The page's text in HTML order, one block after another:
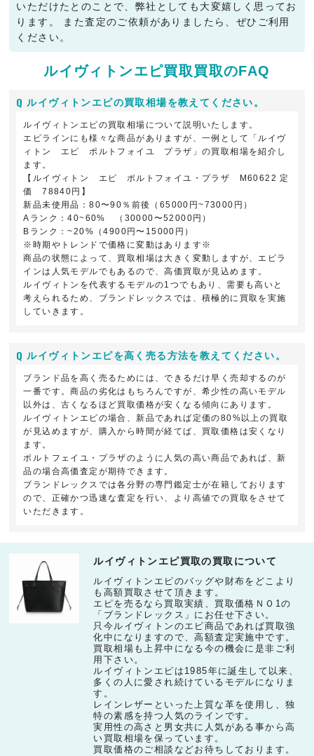
いただけたとのことで、弊社としても大変嬉しく思ってお
ります。 また査定のご依頼がありましたら、ぜひご利用
ください。
ルイヴィトンエピ買取買取のFAQ
ルイヴィトンエピの買取相場を教えてください。
ルイヴィトンエピの買取相場について説明いたします。
エピラインにも様々な商品がありますが、一例として「ルイヴ
ィトン エピ ポルトフォイユ プラザ」の買取相場を紹介し
ます。
【ルイヴィトン エピ ポルトフォイユ・プラザ M60622 定
価 78840円】
新品未使用品：80〜90％前後（65000円~73000円）
Aランク：40~60% （30000〜52000円）
Bランク：~20%（4900円〜15000円）
※時期やトレンドで価格に変動はあります※
商品の状態によって、買取相場は大きく変動しますが、エピラ
インは人気モデルでもあるので、高価買取が見込めます。
ルイヴィトンを代表するモデルの1つでもあり、需要も高いと
考えられるため、ブランドレックスでは、積極的に買取を実施
していきます。
ルイヴィトンエピを高く売る方法を教えてください。
ブランド品を高く売るためには、できるだけ早く売却するのが
一番です。商品の劣化はもちろんですが、希少性の高いモデル
以外は、古くなるほど買取価格が安くなる傾向にあります。
ルイヴィトンエピの場合、新品であれば定価の80%以上の買取
が見込めますが、購入から時間が経てば、買取価格は安くなり
ます。
ポルトフェイユ・プラザのように人気の高い商品であれば、新
品の場合高価査定が期待できます。
ブランドレックスでは各分野の専門鑑定士が在籍しております
ので、正確かつ迅速な査定を行い、より高値での買取をさせて
いただきます。
ルイヴィトンエピ買取の買取について
ルイヴィトンエピのバッグや財布をどこより
も高額買取させて頂きます。
エピを売るなら買取実績、買取価格ＮＯ1の
「ブランドレックス」にお任せ下さい。
只今ルイヴィトンのエピ商品であれば買取強
化中になりますので、高額査定実施中です。
買取相場も上昇中になる今の機会に是非ご利
用下さい。
ルイヴィトンエピは1985年に誕生して以来、
多くの人に愛され続けているモデルになりま
す。
レインレザーといった上質な革を使用し、独
特の素感を持つ人気のラインです。
実用性の高さと男女共に人気がある事から高
い買取相場を保っています。
買取価格のご相談などお待ちしております。